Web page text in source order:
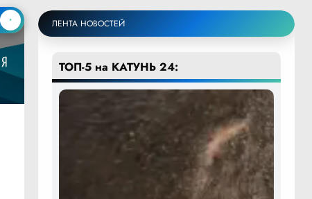
ЛЕНТА НОВОСТЕЙ
ТОП-5 на КАТУНЬ 24: